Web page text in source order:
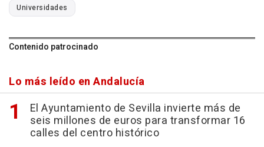
Universidades
Contenido patrocinado
Lo más leído en Andalucía
El Ayuntamiento de Sevilla invierte más de
seis millones de euros para transformar 16
calles del centro histórico